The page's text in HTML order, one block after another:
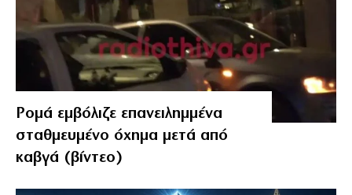
Ρομά εμβόλιζε επανειλημμένα
σταθμευμένο όχημα μετά από
καβγά (βίντεο)